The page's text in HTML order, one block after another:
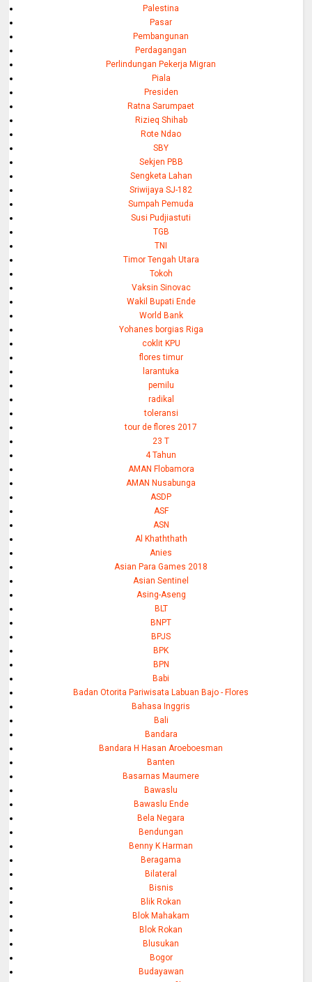
Palestina
Pasar
Pembangunan
Perdagangan
Perlindungan Pekerja Migran
Piala
Presiden
Ratna Sarumpaet
Rizieq Shihab
Rote Ndao
SBY
Sekjen PBB
Sengketa Lahan
Sriwijaya SJ-182
Sumpah Pemuda
Susi Pudjiastuti
TGB
TNI
Timor Tengah Utara
Tokoh
Vaksin Sinovac
Wakil Bupati Ende
World Bank
Yohanes borgias Riga
coklit KPU
flores timur
larantuka
pemilu
radikal
toleransi
tour de flores 2017
23 T
4 Tahun
AMAN Flobamora
AMAN Nusabunga
ASDP
ASF
ASN
Al Khaththath
Anies
Asian Para Games 2018
Asian Sentinel
Asing-Aseng
BLT
BNPT
BPJS
BPK
BPN
Babi
Badan Otorita Pariwisata Labuan Bajo - Flores
Bahasa Inggris
Bali
Bandara
Bandara H Hasan Aroeboesman
Banten
Basarnas Maumere
Bawaslu
Bawaslu Ende
Bela Negara
Bendungan
Benny K Harman
Beragama
Bilateral
Bisnis
Blik Rokan
Blok Mahakam
Blok Rokan
Blusukan
Bogor
Budayawan